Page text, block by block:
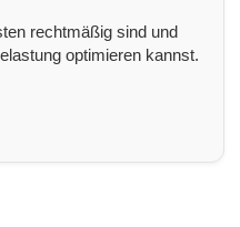
rechtmäßig sind und
optimieren kannst.